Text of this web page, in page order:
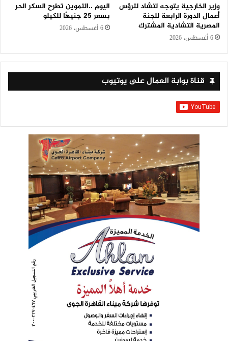
وزير الخارجية يتوجه لتشاد لترؤس
أعمال الدورة الرابعة للجنة
المصرية التشادية المشترك
6 أغسطس، 2026
اليوم ..التموين تطرح السكر الحر
بسعر 25 جنيهًا للكيلو
6 أغسطس، 2026
قناة بوابة العمال على يوتيوب